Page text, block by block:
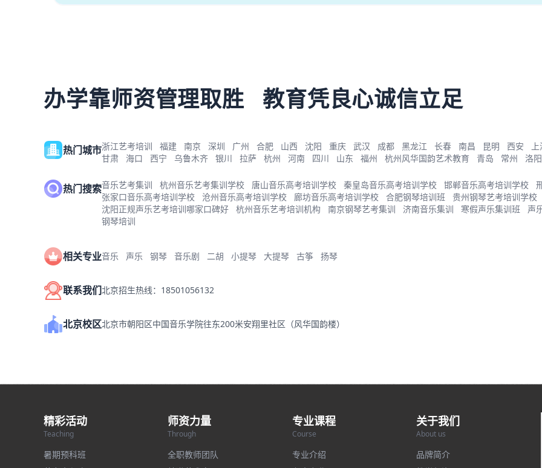
办学靠师资管理取胜 教育凭良心诚信立足
热门城市浙江艺考培训 福建 南京 深圳 广州 合肥 山西 沈阳 重庆 武汉 成都 黑龙江 长春 南昌 昆明 西安
甘肃
海口 西宁 乌鲁木齐 银川 拉萨 杭州 河南 四川 山东 福州 杭州风华国韵艺术教育 青岛 常州 洛阳
热门搜索音乐艺考集训 杭州音乐艺考集训学校 唐山音乐高考培训学校 秦皇岛音乐高考培训学校 邯郸音乐高考培训学校
张家口音乐高考培训学校
沧州音乐高考培训学校 廊坊音乐高考培训学校 合肥钢琴培训班
贵州钢琴艺考培训学校
沈阳正规声乐艺考培训哪家口碑好
杭州音乐艺考培训机构 南京钢琴艺考集训 济南音乐集训 寒假声乐集训班
声
钢琴培训
相关专业音乐 声乐 钢琴 音乐剧 二胡 小提琴 大提琴 古筝 扬琴
联系我们北京招生热线：18501056132
北京校区北京市朝阳区中国音乐学院往东200米安翔里社区（风华国韵楼）
精彩活动
Teaching
暑期预科班
师资力量
Through
全职教师团队
专业课程
Course
专业介绍
关于我们
About us
品牌简介